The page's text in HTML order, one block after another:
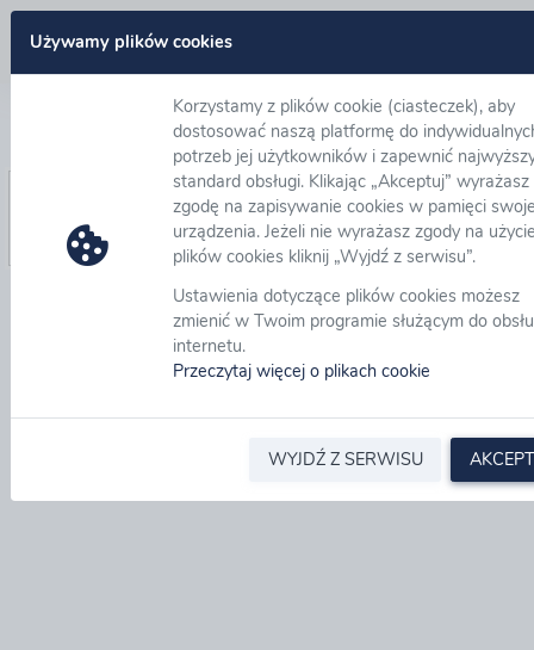
Używamy plików cookies
Korzystamy z plików cookie (ciasteczek), aby
dostosować naszą platformę do
potrzeb jej użytkowników i zapewnić
standard obsługi. Klikając „Akceptuj” wyrażasz
zgodę na zapisywanie cookies w pamięci
urządzenia. Jeżeli nie wyrażasz zgody na
plików cookies kliknij „Wyjdź z serwisu”.
Ustawienia dotyczące plików cookies możesz
zmienić w Twoim programie służącym do
internetu.
Przeczytaj więcej o plikach cookie
WYJDŹ Z SERWISU
Nie pamiętam hasła